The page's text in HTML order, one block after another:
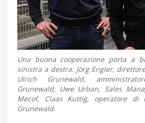
Una buona cooperazione porta a
sinistra a destra: Jörg Engler,
Ulrich Grunewald,
Grunewald; Uwe Urban, Sales
Mecof, Claas Kuttig, operatore di
Grunewald.